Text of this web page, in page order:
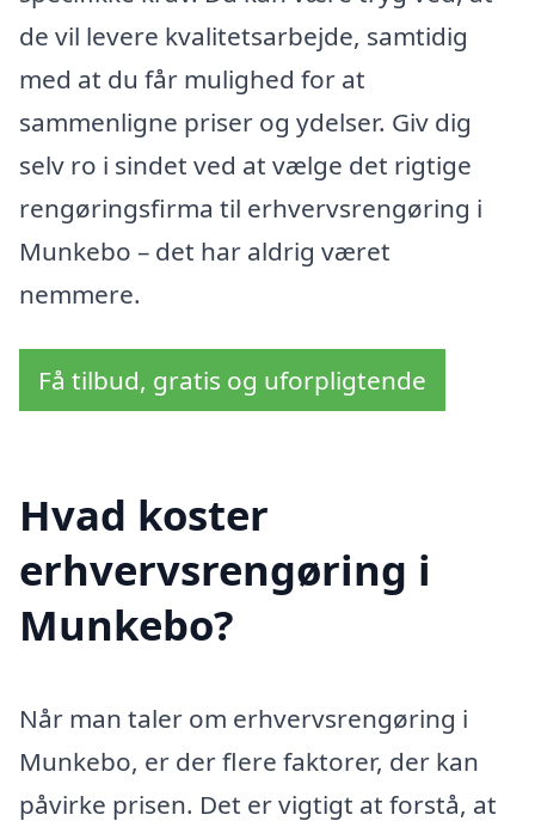
de vil levere kvalitetsarbejde, samtidig
med at du får mulighed for at
sammenligne priser og ydelser. Giv dig
selv ro i sindet ved at vælge det rigtige
rengøringsfirma til erhvervsrengøring i
Munkebo – det har aldrig været
nemmere.
Få tilbud, gratis og uforpligtende
Hvad koster
erhvervsrengøring i
Munkebo?
Når man taler om erhvervsrengøring i
Munkebo, er der flere faktorer, der kan
påvirke prisen. Det er vigtigt at forstå, at